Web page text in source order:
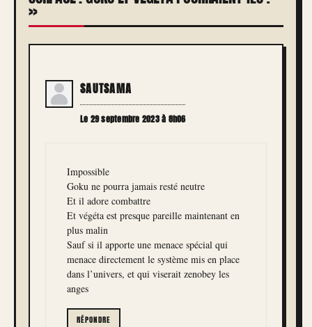
»
SAUTSAMA
Le 29 septembre 2023 à 8h06
Impossible
Goku ne pourra jamais resté neutre
Et il adore combattre
Et végéta est presque pareille maintenant en
plus malin
Sauf si il apporte une menace spécial qui
menace directement le système mis en place
dans l’univers, et qui viserait zenobey les
anges
RÉPONDRE